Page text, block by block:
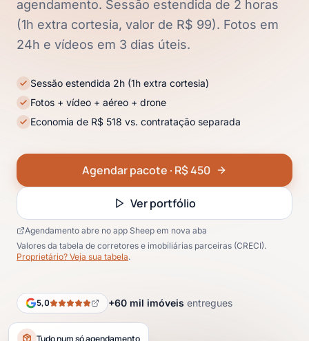
agendamento. Sessão estendida de 2 horas
(1h extra cortesia, valor de R$ 99). Fotos em
24h e vídeos em 3 dias úteis.
Sessão estendida 2h (1h extra cortesia)
Fotos + vídeo + aéreo + drone
Economia de R$ 518 vs. contratação separada
Agendar pacote · R$ 450
Ver portfólio
Agendamento abre no app Sheep em nova aba
Valores da tabela de corretores e imobiliárias parceiras (CRECI).
Proprietário? Veja sua tabela.
5,0 +60 mil imóveis entregues
Tudo num só agendamento